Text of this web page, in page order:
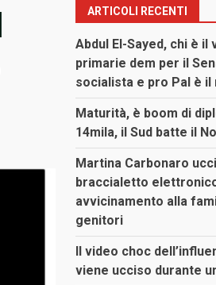
ARTICOLI RECENTI
Abdul El-Sayed, chi è
primarie dem per il
socialista e pro Pal è il
Maturità, è boom di
14mila, il Sud batte il
Martina Carbonaro
braccialetto
avvicinamento alla
genitori
Il video choc
viene ucciso durante